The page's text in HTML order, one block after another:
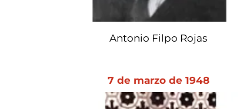
Antonio Filpo Rojas
7 de marzo de 1948